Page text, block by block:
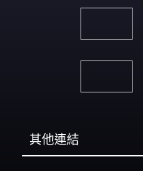
其他連結